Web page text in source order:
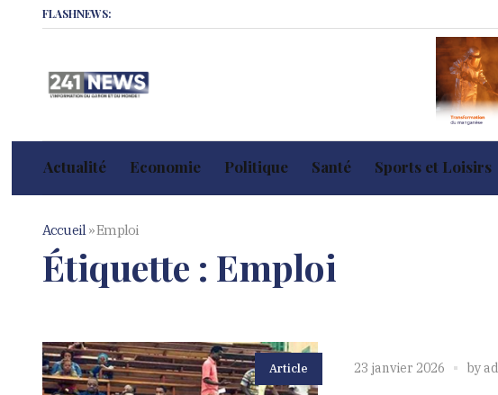
FLASHNEWS: «
Actualité Economie Politique Santé Sports et Loisirs
Accueil»Emploi
Étiquette : Emploi
Article 23 janvier 2026 by